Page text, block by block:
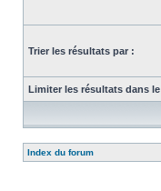
Trier les résultats par :
Limiter les résultats dans
Index du forum